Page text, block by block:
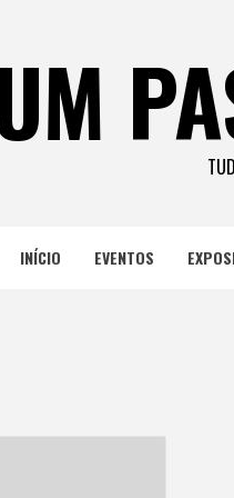
INÍCIO EVENTOS